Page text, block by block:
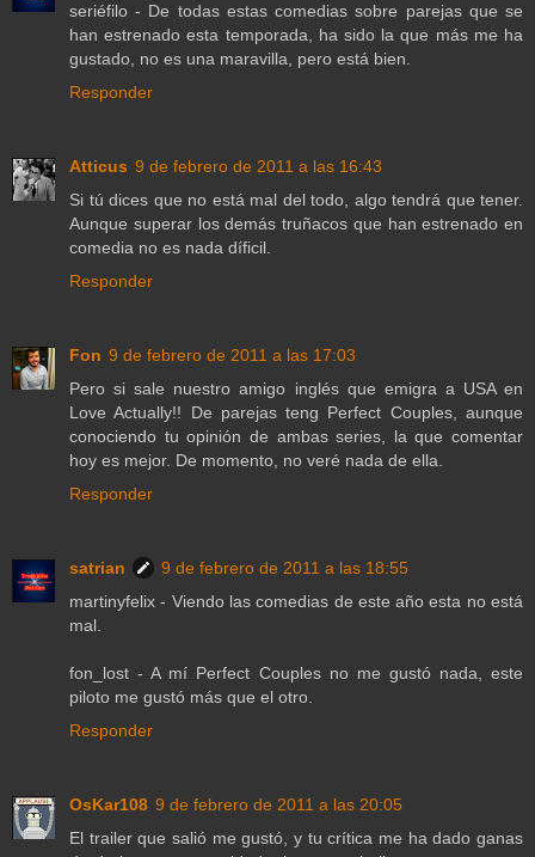
seriéfilo - De todas estas comedias sobre parejas que se
han estrenado esta temporada, ha sido la que más me ha
gustado, no es una maravilla, pero está bien.
Responder
Atticus 9 de febrero de 2011 a las 16:43
Si tú dices que no está mal del todo, algo tendrá que tener.
Aunque superar los demás truñacos que han estrenado en
comedia no es nada díficil.
Responder
Fon 9 de febrero de 2011 a las 17:03
Pero si sale nuestro amigo inglés que emigra a USA en
Love Actually!! De parejas teng Perfect Couples, aunque
conociendo tu opinión de ambas series, la que comentar
hoy es mejor. De momento, no veré nada de ella.
Responder
satrian
9 de febrero de 2011 a las 18:55
martinyfelix - Viendo las comedias de este año esta no está
mal.
fon_lost - A mí Perfect Couples no me gustó nada, este
piloto me gustó más que el otro.
Responder
OsKar108 9 de febrero de 2011 a las 20:05
El trailer que salió me gustó, y tu crítica me ha dado ganas